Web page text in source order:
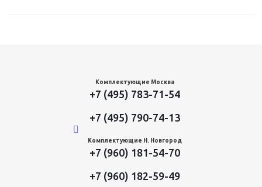
Комплектующие Москва
+7 (495) 783-71-54
+7 (495) 790-74-13
Комплектующие Н. Новгород
+7 (960) 181-54-70
+7 (960) 182-59-49